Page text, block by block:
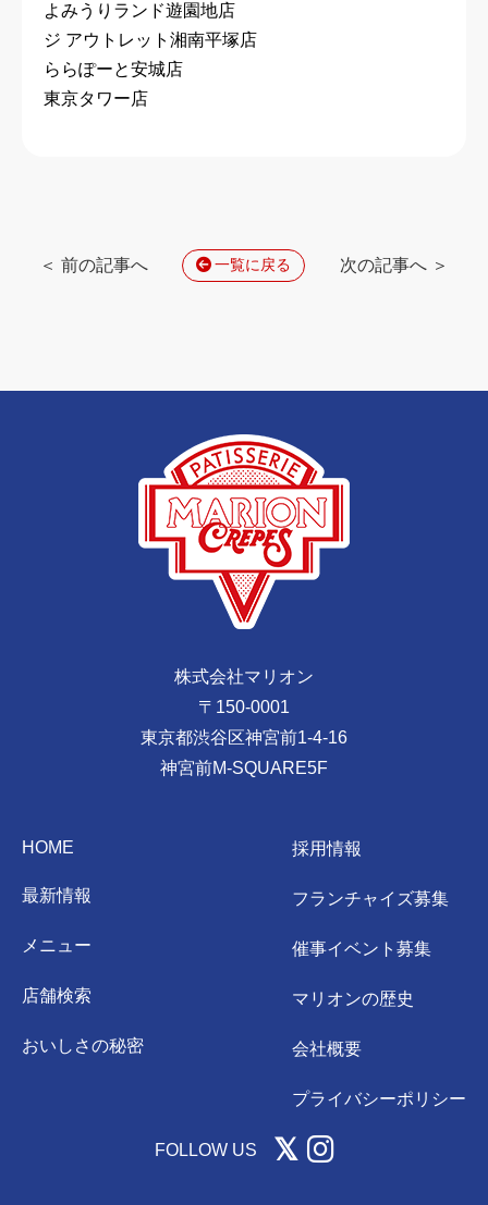
よみうりランド遊園地店
ジ アウトレット湘南平塚店
ららぽーと安城店
東京タワー店
＜ 前の記事へ 一覧に戻る 次の記事へ ＞
株式会社マリオン
〒150-0001
東京都渋谷区神宮前1-4-16
神宮前M-SQUARE5F
HOME
最新情報
メニュー
店舗検索
おいしさの秘密
採用情報
フランチャイズ募集
催事イベント募集
マリオンの歴史
会社概要
プライバシーポリシー
FOLLOW US